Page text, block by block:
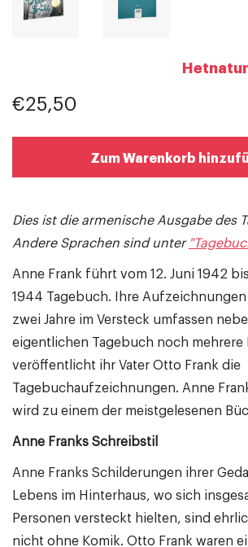
€25,50
Zum Warenkorb
Dies ist die armenische Ausgabe des
Andere Sprachen sind unter
Anne Frank führt vom 12. Juni 1942
1944 Tagebuch. Ihre
zwei Jahre im Versteck umfassen
eigentlichen Tagebuch noch mehrere
veröffentlicht ihr Vater Otto Frank die
Tagebuchaufzeichnungen. Anne
wird zu einem der meistgelesenen
Anne Franks Schreibstil
Anne Franks Schilderungen ihrer
Lebens im Hinterhaus, wo sich
Personen versteckt hielten, sind
nicht ohne Komik. Otto Frank waren